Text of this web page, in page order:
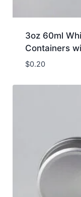
3oz 60ml
Containers
$0.20